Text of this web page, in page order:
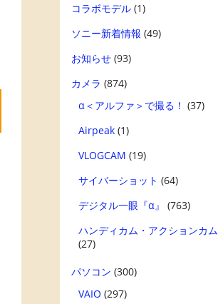
コラボモデル(1)
ソニー新着情報 (49)
お知らせ(93)
カメラ (874)
α＜アルファ＞で撮る！ (37)
Airpeak(1)
VLOGCAM (19)
サイバーショット (64)
デジタル一眼『α』
(763)
ハンディカム・アクションカム
(27)
パソコン (300)
VAIO (297)